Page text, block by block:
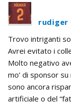
rudiger
Trovo intriganti
Avrei evitato i
Molto negativo
mo’ di sponsor
sono ancora
artificiale o del